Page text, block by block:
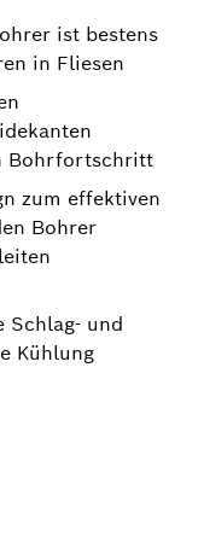
ist bestens
in Fliesen
Bohrfortschritt
zum effektiven
Bohrer
Schlag- und
Kühlung